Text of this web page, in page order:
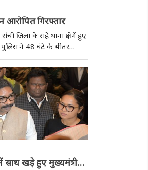
आरोपित गिरफ्तार
पुलिस ने 48 घंटे के भीतर
ने इस मामले में हत्या के मुख्य
कर लिया है। गिरफ्तार
खड़े हुए मुख्यमंत्री